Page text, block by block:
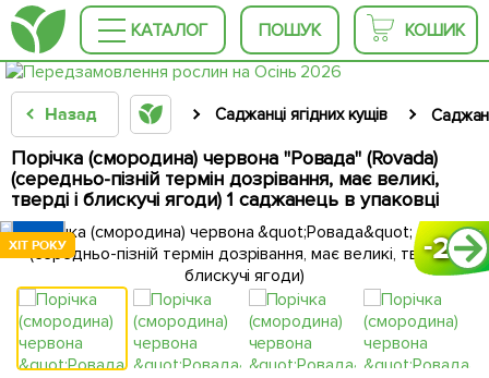
КАТАЛОГ ПОШУК КОШИК
Назад Саджанці ягідних кущів
Порічка (смородина) червона "Ровада" (Rovada)
(середньо-пізній термін дозрівання, має великі,
тверді і блискучі ягоди) 1 саджанець в упаковці
20
ХІТ РОКУ 20
ХІТ РОКУ 20
ХІТ РОКУ